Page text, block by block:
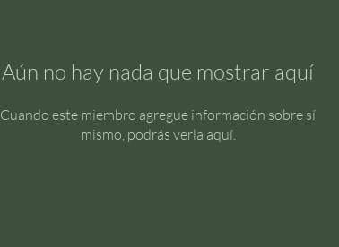
Aún no hay nada que mostrar aquí
Cuando este miembro agregue información sobre sí
mismo, podrás verla aquí.